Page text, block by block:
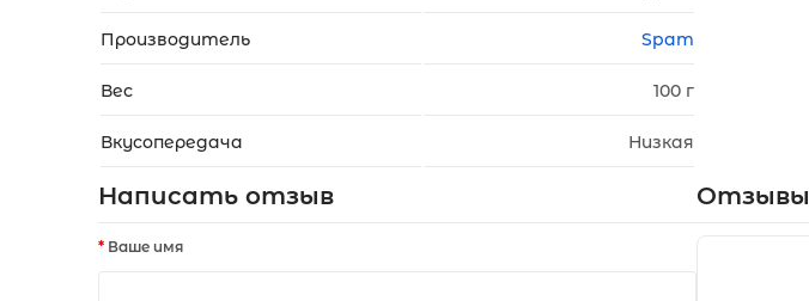
Производитель Spam
Вес 100 г
Вкусопередача Низкая
Написать отзыв
Ваше имя
Отзывы